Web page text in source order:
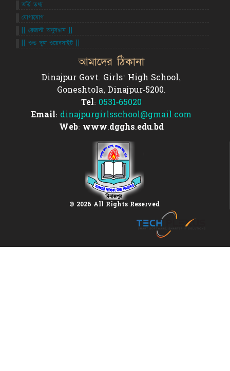
© 2026 All Rights Reserved
আমাদের ঠিকানা
Dinajpur Govt. Girls' High School,
Goneshtola, Dinajpur-5200.
Tel: 0531-65020
Email: dinajpurgirlsschool@gmail.com
Web: www.dgghs.edu.bd
ভর্তি তথ্য
যোগাযোগ
[[ রেজাল্ট অনুসন্ধান ]]
[[ ওল্ড স্কুল ওয়েবসাইট ]]